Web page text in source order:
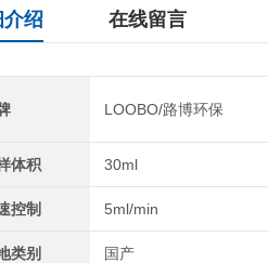
介绍 在线留言
LOOBO/路博环保
体积 30ml
控制 5ml/min
类别 国产